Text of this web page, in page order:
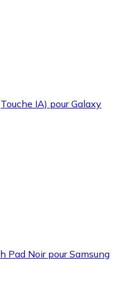
IA) pour Galaxy
Pad Noir pour Samsung